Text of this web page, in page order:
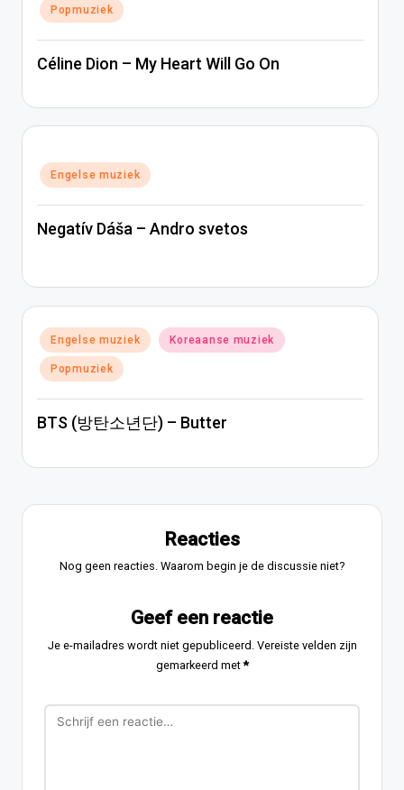
Popmuziek
Céline Dion – My Heart Will Go On
Geplaatst
in
Engelse muziek
Negatív Dáša – Andro svetos
Geplaatst
in
Engelse muziek Koreaanse muziek
Popmuziek
BTS (방탄소년단) – Butter
Reacties
Nog geen reacties. Waarom begin je de discussie niet?
Geef een reactie
Je e-mailadres wordt niet gepubliceerd. Vereiste velden zijn
gemarkeerd met*